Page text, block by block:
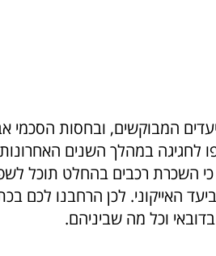
המבוקשים, ובחסות הסכמי
לחגיגה במהלך השנים
השכרת רכבים בהחלט תוכל
האייקוני. לכן הרחבנו לכם
וכל מה שביניהם.